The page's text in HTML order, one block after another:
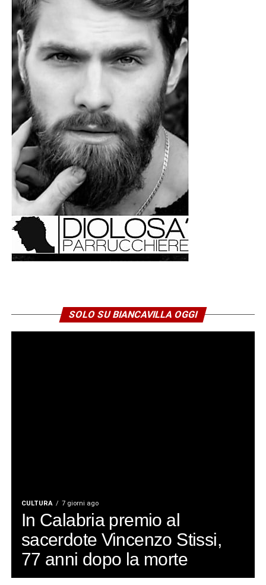
SOLO SU BIANCAVILLA OGGI
CULTURA 7 giorni ago
In Calabria premio al
sacerdote Vincenzo Stissi,
77 anni dopo la morte